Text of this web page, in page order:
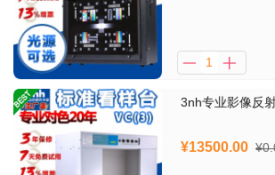
3nh专业影像反
¥13500.00